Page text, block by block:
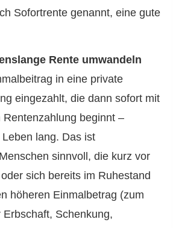
Sofortrente genannt, eine gute
Rente umwandeln
in eine private
eingezahlt, die dann sofort mit
beginnt –
lang. Das ist
sinnvoll, die kurz vor
sich bereits im Ruhestand
höheren Einmalbetrag (zum
Schenkung,